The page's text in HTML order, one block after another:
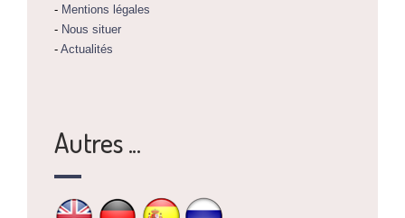
- Mentions légales
- Nous situer
- Actualités
Autres ...